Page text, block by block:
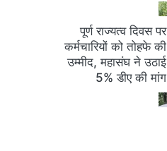
पूर्ण राज्यत्व दिवस पर
कर्मचारियों को तोहफे की
उम्मीद, महासंघ ने उठाई
5% डीए की मांग